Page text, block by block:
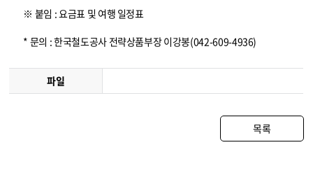
※ 붙임 : 요금표 및 여행 일정표
* 문의 : 한국철도공사 전략상품부장 이강봉(042-609-4936)
파일
목록